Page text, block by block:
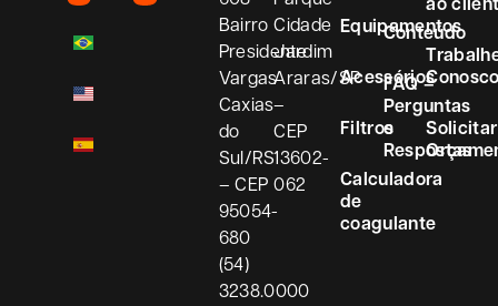
Bairro
Presidente
Vargas
Caxias
do
Sul/RS
– CEP
95054-
680
(54)
3238.0000
Cidade
Jardim
Araras/SP
–
CEP
13602-
062
Equipamentos
Acessórios
Filtros
Calculadora
de
coagulante
Conteúdo
FAQ –
Perguntas
e
Respostas
Solicitar